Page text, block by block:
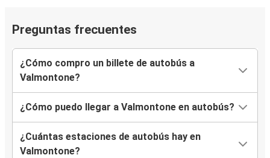
Preguntas frecuentes
¿Cómo compro un billete de autobús a
Valmontone?
¿Cómo puedo llegar a Valmontone en autobús?
¿Cuántas estaciones de autobús hay en
Valmontone?